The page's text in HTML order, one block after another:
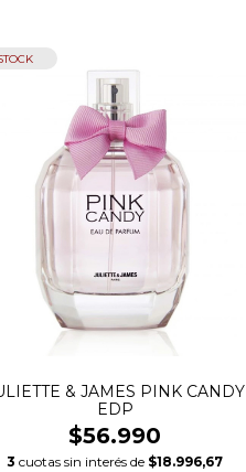
& JAMES PINK CANDY
EDP
$56.990
3 cuotas sin interés de $18.996,67